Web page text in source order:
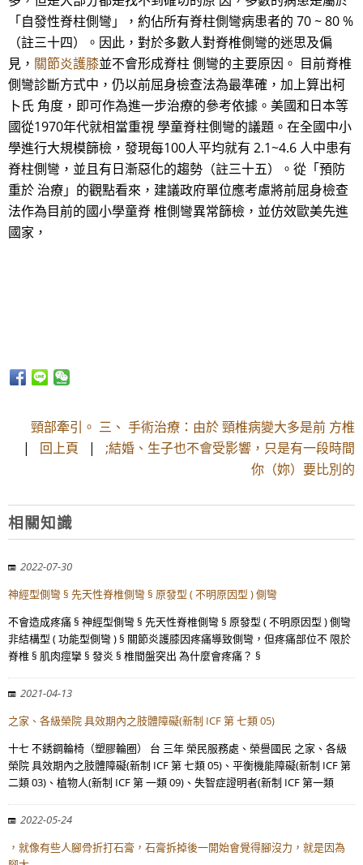
「自發性脊柱側彎」，約佔所有脊柱側彎病患者的 70 ~ 80 %
（註三十四）。因此，對於多數人對脊椎側彎的迷思及偏
見， 關節炎護膝並不會形成脊柱 側彎的主要原因。 目前脊椎
側彎診斷方式中，仍以前屈身檢查法為最準確，加上算出柯
卜氏 角度，即可作為進一步治療的參考依據。美國和日本等
國從1970年代就相當重視 學童脊柱側彎的議題。在全國中小
學進行大規模篩檢，發現每100人平均就有 2.1~4.6 人中患有
脊柱側彎，並且有日漸惡化的趨勢（註三十五）。從「預防
重於 治療」的觀點看來，建議政府單位應考慮將前屈身檢查
法作為目前的國小學童脊 椎側彎異常篩檢，並仿效歐美先進
國家，
頸部牽引。 三、 手術治療：由於 頸椎病變大多是前 方椎
| 回上頁 | ;結婚、生子也不會受影響，只是有一段時間
你（妳）要比別的
相關知識
2022-07-30
神經型側彎 § 先天性脊椎側彎 § 原發型 ( 不明原因型 ) 側彎
不會造成疼痛 § 神經型側彎 § 先天性脊椎側彎 § 原發型 ( 不明原因型 ) 側彎
非結構型 ( 功能型側彎 ) § 關節炎護膝因疼痛導致側彎，但疼痛部位不 限於
脊椎 § 肌肉痙攣 § 發炎 § 椎間盤突出 為什麼會疼痛？ §
2021-04-13
之家、各級榮院 具效期內之肢體障礙(新制 ICF 第 七類 05)
十七 不銹鋼輪椅（塑膠輪圈） 台 三年 榮民服務處、榮譽國民 之家、各級
榮院 具效期內之肢體障礙(新制 ICF 第 七類 05)、平衡機能障礙(新制 ICF 第
二類 03)、植物人(新制 ICF 第 一類 09)、失智症證明者(新制 ICF 第一類
2022-05-24
，就像有些人腳骨折打石膏，石膏拆掉後一開始會覺得腳沒力，就是因為